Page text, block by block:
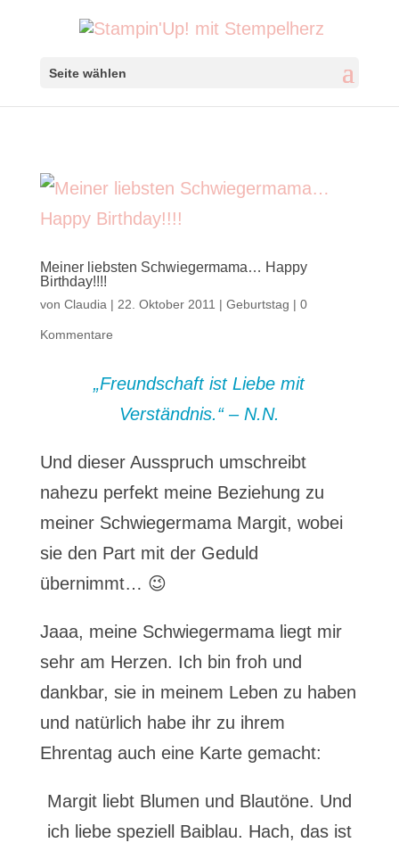
Seite wählen
Meiner liebsten Schwiegermama… Happy
Birthday!!!!
von Claudia | 22. Oktober 2011 | Geburtstag | 0
Kommentare
„Freundschaft ist Liebe mit
Verständnis.“ – N.N.
Und dieser Ausspruch umschreibt
nahezu perfekt meine Beziehung zu
meiner Schwiegermama Margit, wobei
sie den Part mit der Geduld
übernimmt… 😉
Jaaa, meine Schwiegermama liegt mir
sehr am Herzen. Ich bin froh und
dankbar, sie in meinem Leben zu haben
und natürlich habe ihr zu ihrem
Ehrentag auch eine Karte gemacht:
Margit liebt Blumen und Blautöne. Und
ich liebe speziell Baiblau. Hach, das ist